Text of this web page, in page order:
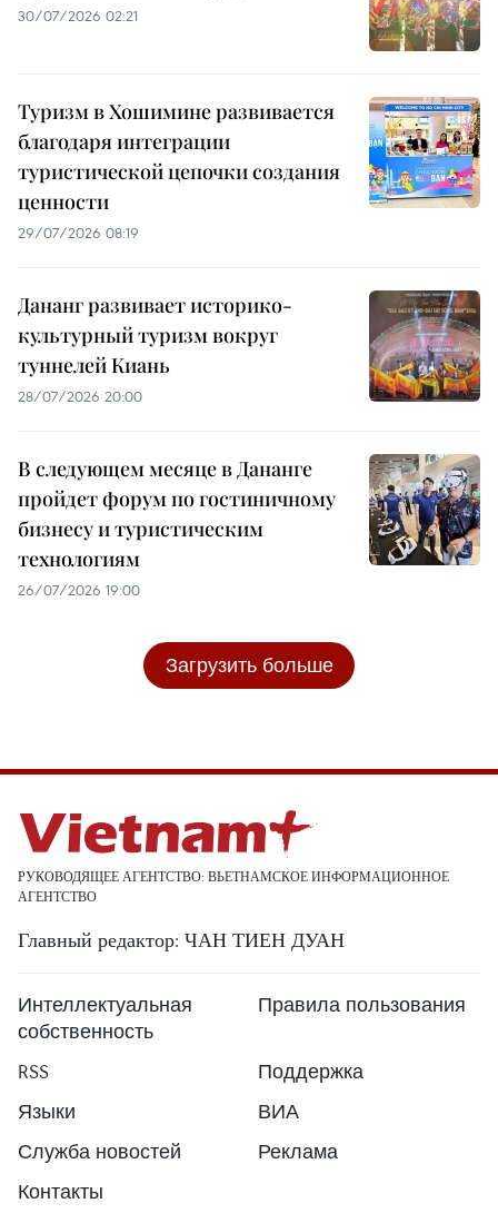
30/07/2026 02:21
Туризм в Хошимине развивается
благодаря интеграции
туристической цепочки создания
ценности
29/07/2026 08:19
Дананг развивает историко-
культурный туризм вокруг
туннелей Киань
28/07/2026 20:00
В следующем месяце в Дананге
пройдет форум по гостиничному
бизнесу и туристическим
технологиям
26/07/2026 19:00
Загрузить больше
РУКОВОДЯЩЕЕ АГЕНТСТВО: ВЬЕТНАМСКОЕ ИНФОРМАЦИОННОЕ
АГЕНТСТВО
Главный редактор: ЧАН ТИЕН ДУАН
Интеллектуальная
собственность
Правила пользования
RSS
Поддержка
Языки
ВИА
Служба новостей
Реклама
Контакты